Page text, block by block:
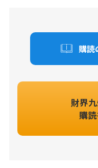
購読
財界
購